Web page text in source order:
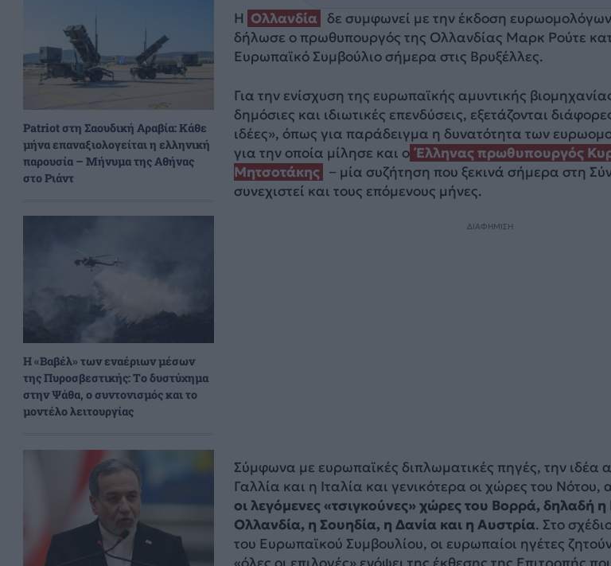
Patriot στη Σαουδική Αραβία: Κάθε
μήνα επαναξιολογείται η ελληνική
παρουσία – Μήνυμα της Αθήνας
στο Ριάντ
H «Βαβέλ» των εναέριων μέσων
της Πυροσβεστικής: Το δυστύχημα
στην Ψάθα, ο συντονισμός και το
μοντέλο λειτουργίας
Η Ολλανδία
δε συμφωνεί με την έκδοση
δήλωσε ο πρωθυπουργός της Ολλανδίας Μαρκ Ρούτε
Ευρωπαϊκό Συμβούλιο σήμερα στις Βρυξέλλες.
Για την ενίσχυση της ευρωπαϊκής αμυντικής
δημόσιες και ιδιωτικές επενδύσεις, εξετάζονται
ιδέες», όπως για παράδειγμα η δυνατότητα των
για την οποία μίλησε και ο Έλληνας πρωθυπουργός
Μητσοτάκης – μία συζήτηση που ξεκινά σήμερα στη
συνεχιστεί και τους επόμενους μήνες.
ΔΙΑΦΗΜΙΣΗ
Σύμφωνα με ευρωπαϊκές διπλωματικές πηγές, την ιδέα
Γαλλία και η Ιταλία και γενικότερα οι χώρες του Νότου,
οι λεγόμενες «τσιγκούνες» χώρες του Βορρά, δηλαδή η
Ολλανδία, η Σουηδία, η Δανία και η Αυστρία. Στο
του Ευρωπαϊκού Συμβουλίου, οι ευρωπαίοι ηγέτες